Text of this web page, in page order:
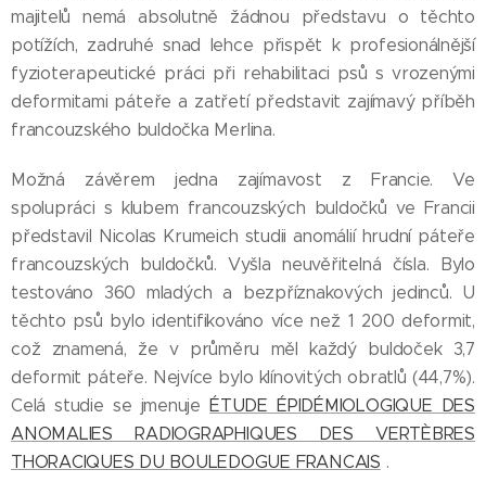
majitelů nemá absolutně žádnou představu o těchto
potížích, zadruhé snad lehce přispět k profesionálnější
fyzioterapeutické práci při rehabilitaci psů s vrozenými
deformitami páteře a zatřetí představit zajímavý příběh
francouzského buldočka Merlina.
Možná závěrem jedna zajímavost z Francie. Ve
spolupráci s klubem francouzských buldočků ve Francii
představil Nicolas Krumeich studii anomálií hrudní páteře
francouzských buldočků. Vyšla neuvěřitelná čísla. Bylo
testováno 360 mladých a bezpříznakových jedinců. U
těchto psů bylo identifikováno více než 1 200 deformit,
což znamená, že v průměru měl každý buldoček 3,7
deformit páteře. Nejvíce bylo klínovitých obratlů (44,7%).
Celá studie se jmenujeÉTUDE ÉPIDÉMIOLOGIQUE DES
ANOMALIES RADIOGRAPHIQUES DES VERTÈBRES
THORACIQUES DU BOULEDOGUE FRANCAIS .